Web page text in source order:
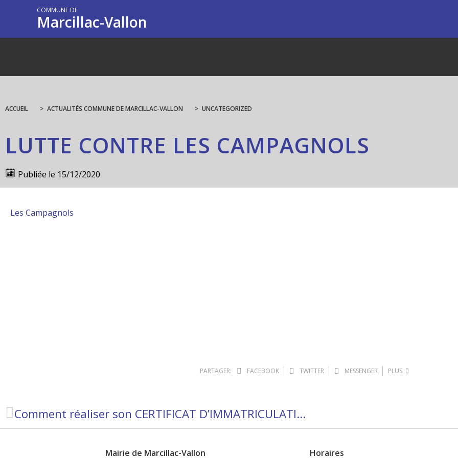
COMMUNE DE
Marcillac-Vallon
ACCUEIL > ACTUALITÉS COMMUNE DE MARCILLAC-VALLON > UNCATEGORIZED
LUTTE CONTRE LES CAMPAGNOLS
Publiée le 15/12/2020
Les Campagnols
PARTAGER: FACEBOOK TWITTER MESSENGER PLUS
Comment réaliser son CERTIFICAT D’IMMATRICULATION (carte grise) ?
Mairie de Marcillac-Vallon Horaires